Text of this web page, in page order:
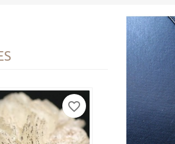
favorite_border